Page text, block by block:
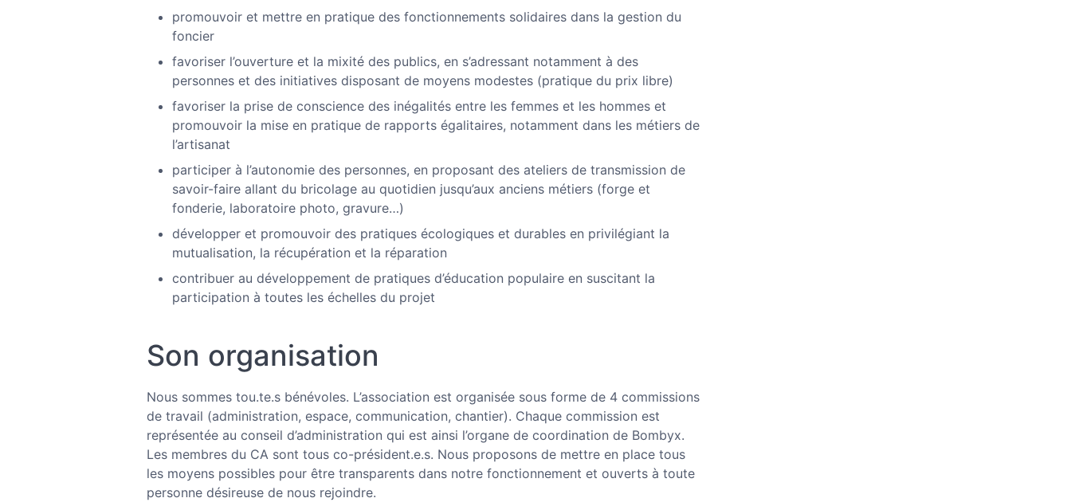
promouvoir et mettre en pratique des fonctionnements solidaires dans la gestion du
foncier
favoriser l’ouverture et la mixité des publics, en s’adressant notamment à des
personnes et des initiatives disposant de moyens modestes (pratique du prix libre)
favoriser la prise de conscience des inégalités entre les femmes et les hommes et
promouvoir la mise en pratique de rapports égalitaires, notamment dans les métiers de
l’artisanat
participer à l’autonomie des personnes, en proposant des ateliers de transmission de
savoir-faire allant du bricolage au quotidien jusqu’aux anciens métiers (forge et
fonderie, laboratoire photo, gravure…)
développer et promouvoir des pratiques écologiques et durables en privilégiant la
mutualisation, la récupération et la réparation
contribuer au développement de pratiques d’éducation populaire en suscitant la
participation à toutes les échelles du projet
Son organisation
Nous sommes tou.te.s bénévoles. L’association est organisée sous forme de 4 commissions
de travail (administration, espace, communication, chantier). Chaque commission est
représentée au conseil d’administration qui est ainsi l’organe de coordination de Bombyx.
Les membres du CA sont tous co-président.e.s. Nous proposons de mettre en place tous
les moyens possibles pour être transparents dans notre fonctionnement et ouverts à toute
personne désireuse de nous rejoindre.